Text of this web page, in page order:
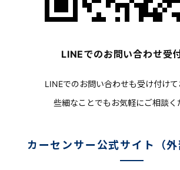
LINEでのお問い合わせ受
LINEでのお問い合わせも受け付けて
些細なことでもお気軽にご相談く
カーセンサー公式サイト（外